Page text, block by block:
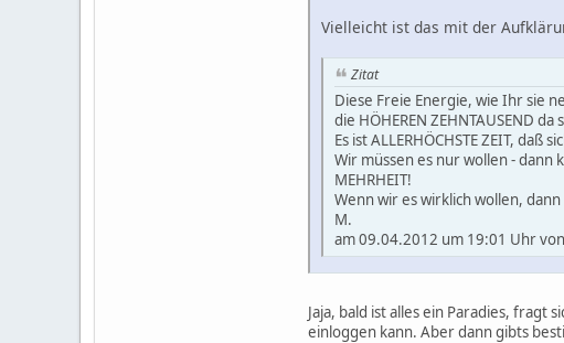
Vielleicht ist das mit der
Zitat
Diese Freie Energie, wie Ihr sie
die HÖHEREN ZEHNTAUSEND
Es ist ALLERHÖCHSTE ZEIT,
Wir müssen es nur wollen - dann
MEHRHEIT!
Wenn wir es wirklich wollen,
M.
am 09.04.2012 um 19:01 Uhr
Jaja, bald ist alles ein Paradies, fragt
einloggen kann. Aber dann gibts